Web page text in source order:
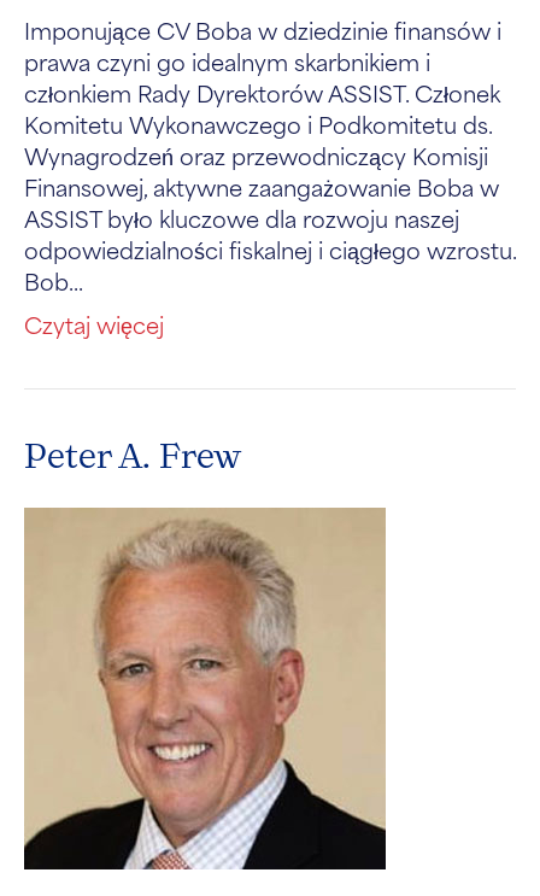
Imponujące CV Boba w dziedzinie finansów i
prawa czyni go idealnym skarbnikiem i
członkiem Rady Dyrektorów ASSIST. Członek
Komitetu Wykonawczego i Podkomitetu ds.
Wynagrodzeń oraz przewodniczący Komisji
Finansowej, aktywne zaangażowanie Boba w
ASSIST było kluczowe dla rozwoju naszej
odpowiedzialności fiskalnej i ciągłego wzrostu.
Bob...
Czytaj więcej
Peter A. Frew